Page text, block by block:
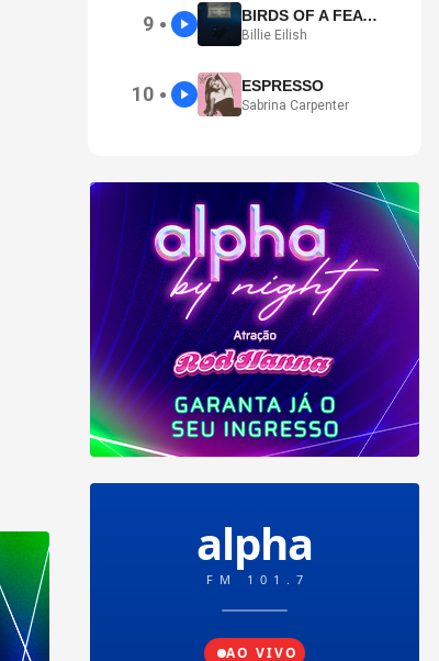
9 ● BIRDS OF A FEATHER
Billie Eilish
10 ● ESPRESSO
Sabrina Carpenter